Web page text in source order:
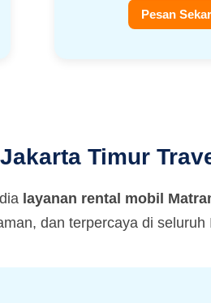
Pesan
Timur
layanan rental mobil
dan terpercaya di seluruh